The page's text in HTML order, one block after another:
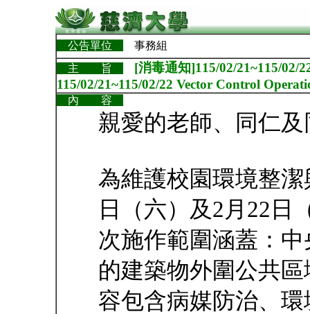
公告單位
事務組
主 旨
[消毒通知]115/02/21~115/02/
115/02/21~115/02/22 Vector Control
內 容
親愛的老師、同仁
為維護校園環境整
日（六）及2月22日
次施作範圍涵蓋：
的建築物外圍公共
容包含病媒防治、